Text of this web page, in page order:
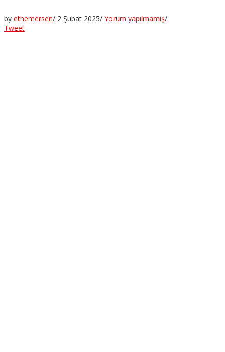
by ethemersen/ 2 Şubat 2025/ Yorum yapılmamış/
Tweet